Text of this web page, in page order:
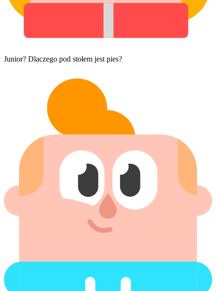
Junior? Dlaczego pod stołem jest pies?